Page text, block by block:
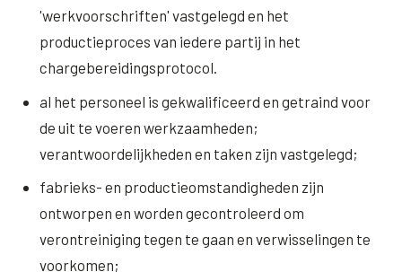
'werkvoorschriften' vastgelegd en het
productieproces van iedere partij in het
chargebereidingsprotocol.
al het personeel is gekwalificeerd en getraind voor
de uit te voeren werkzaamheden;
verantwoordelijkheden en taken zijn vastgelegd;
fabrieks- en productieomstandigheden zijn
ontworpen en worden gecontroleerd om
verontreiniging tegen te gaan en verwisselingen te
voorkomen;